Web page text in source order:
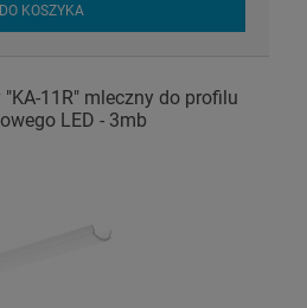
DO KOSZYKA
11R" mleczny do profilu
LED - 3mb